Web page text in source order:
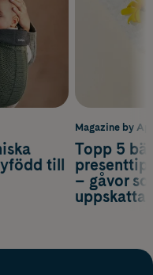
Magazine by
Topp 5
– gåvor
till